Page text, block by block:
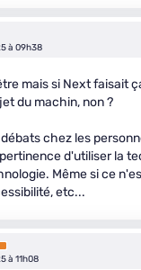
à 09h38
mais si Next faisait
du machin, non ?
chez les
d'utiliser la
Même si ce
etc...
Premium
à 11h08